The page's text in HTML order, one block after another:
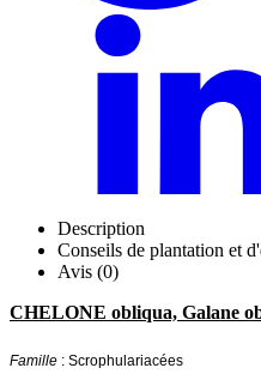
Description
Conseils de plantation et
Avis (0)
CHELONE obliqua, Galane
Famille : Scrophulariacées